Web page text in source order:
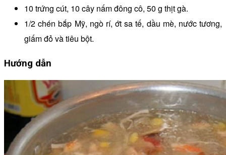
10 trứng cút, 10 cây nấm đông cô, 50 g thịt gà.
1/2 chén bắp Mỹ, ngò rí, ớt sa tế, dầu mè, nước tương,
giấm đỏ và tiêu bột.
Hướng dẫn